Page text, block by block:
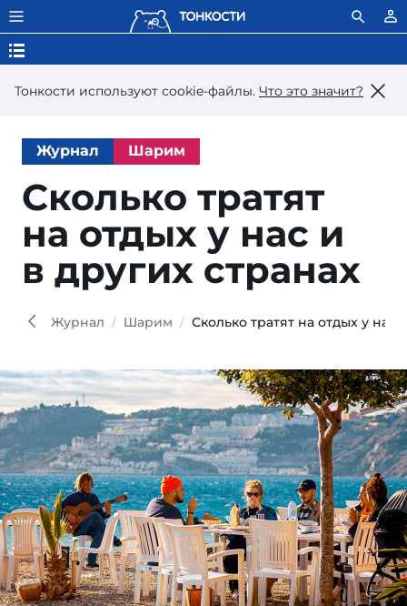
Тонкости используют сookie-файлы. Что это значит?
Журнал Шарим
Сколько тратят
на отдых у нас и
в других странах
Журнал Шарим Сколько тратят на отдых у нас